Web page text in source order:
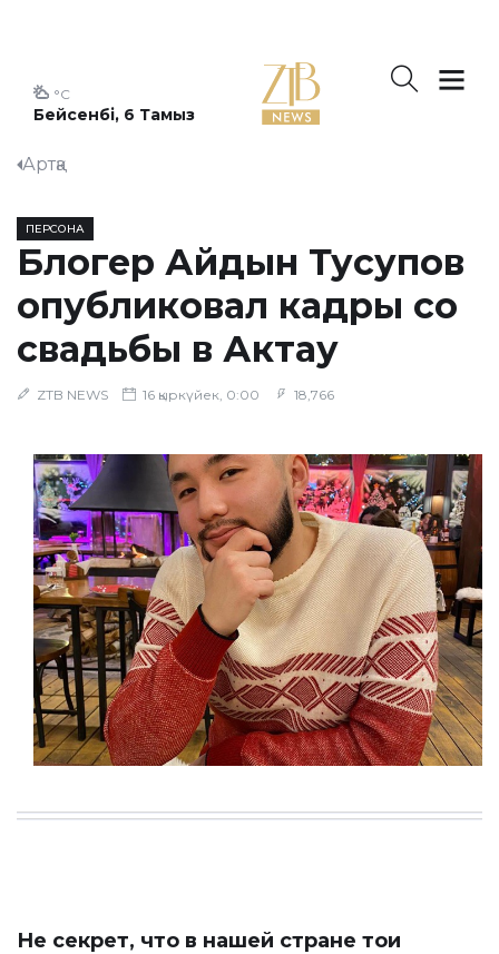
Бейсенбі, 6 Тамыз
°C
Артқа
ПЕРСОНА
Блогер Айдын Тусупов
опубликовал кадры со
свадьбы в Актау
ZTB NEWS 16 қыркүйек, 0:00 18,766
Не секрет, что в нашей стране тои